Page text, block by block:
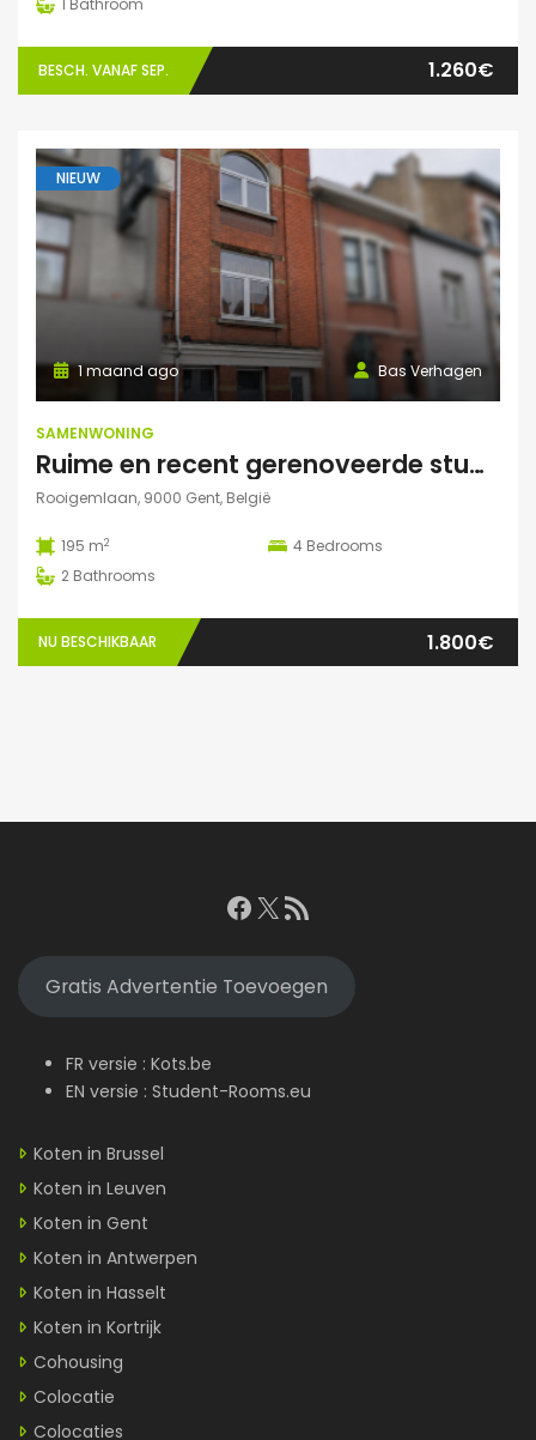
BESCH. VANAF SEP. 1.260€
NIEUW
Bas Verhagen
1 maand ago
SAMENWONING
Ruime en recent gerenoveerde studentenwoning op toplocatie in Gent
Rooigemlaan, 9000 Gent, België
195 m2 4 Bedrooms
2 Bathrooms
NU BESCHIKBAAR 1.800€
Facebook
X RSS feed
Gratis Advertentie Toevoegen
FR versie : Kots.be
EN versie : Student-Rooms.eu
Koten in Brussel
Koten in Leuven
Koten in Gent
Koten in Antwerpen
Koten in Hasselt
Koten in Kortrijk
Cohousing
Colocatie
Colocaties